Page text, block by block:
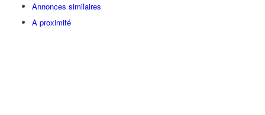
Annonces similaires
A proximité